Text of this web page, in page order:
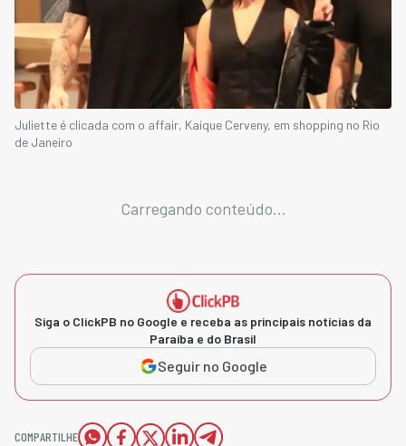
Juliette é clicada com o affair, Kaique Cerveny, em shopping no Rio
de Janeiro
Carregando conteúdo...
Siga o ClickPB no Google e receba as principais notícias da
Paraíba e do Brasil
Seguir no Google
COMPARTILHE